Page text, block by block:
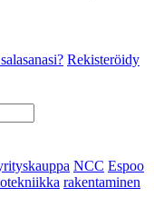
Rekisteröidy
NCC Espoo
rakentaminen